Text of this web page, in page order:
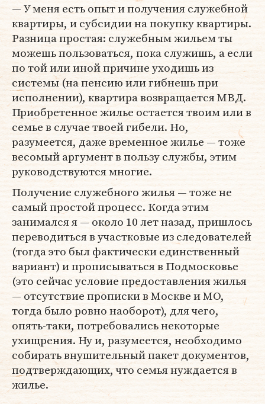
— У меня есть опыт и получения служебной
квартиры, и субсидии на покупку квартиры.
Разница простая: служебным жильем ты
можешь пользоваться, пока служишь, а если
по той или иной причине уходишь из
системы (на пенсию или гибнешь при
исполнении), квартира возвращается МВД.
Приобретенное жилье остается твоим или в
семье в случае твоей гибели. Но,
разумеется, даже временное жилье — тоже
весомый аргумент в пользу службы, этим
руководствуются многие.
Получение служебного жилья — тоже не
самый простой процесс. Когда этим
занимался я — около 10 лет назад, пришлось
переводиться в участковые из следователей
(тогда это был фактически единственный
вариант) и прописываться в Подмосковье
(это сейчас условие предоставления жилья
— отсутствие прописки в Москве и МО,
тогда было ровно наоборот), для чего,
опять-таки, потребовались некоторые
ухищрения. Ну и, разумеется, необходимо
собирать внушительный пакет документов,
подтверждающих, что семья нуждается в
жилье.